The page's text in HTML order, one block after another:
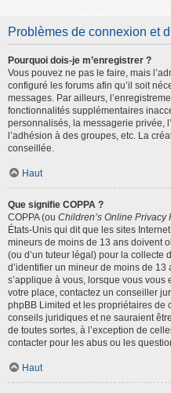
Problèmes de connexion et
Pourquoi dois-je m’enregistrer ?
Vous pouvez ne pas le faire, mais
configuré les forums afin qu’il soit
messages. Par ailleurs,
fonctionnalités supplémentaires
personnalisés, la messagerie privée,
l’adhésion à des groupes, etc. La
conseillée.
Haut
Que signifie COPPA ?
COPPA (ou Children’s Online Privacy
États-Unis qui dit que les sites
mineurs de moins de 13 ans doivent
(ou d’un tuteur légal) pour la collecte
d’identifier un mineur de moins de 13
s’applique à vous, lorsque vous vous
votre place, contactez un conseiller
phpBB Limited et les propriétaires de
conseils juridiques et ne sauraient
de toutes sortes, à l’exception de
contacter pour les abus ou les
Haut